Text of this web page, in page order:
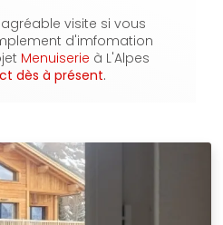
visite si vous
d'imfomation
Menuiserie à L'Alpes
dès à présent.